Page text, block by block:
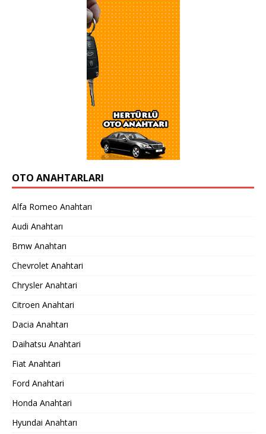
OTO ANAHTARLARI
Alfa Romeo Anahtarı
Audi Anahtarı
Bmw Anahtarı
Chevrolet Anahtari
Chrysler Anahtari
Citroen Anahtari
Dacia Anahtarı
Daihatsu Anahtari
Fiat Anahtari
Ford Anahtari
Honda Anahtari
Hyundai Anahtarı